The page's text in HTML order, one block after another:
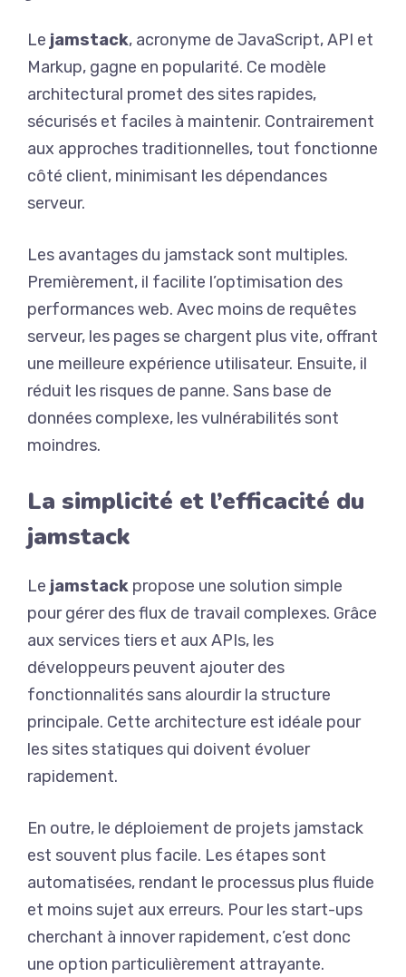
Le jamstack, acronyme de JavaScript, API et
Markup, gagne en popularité. Ce modèle
architectural promet des sites rapides,
sécurisés et faciles à maintenir. Contrairement
aux approches traditionnelles, tout fonctionne
côté client, minimisant les dépendances
serveur.
Les avantages du jamstack sont multiples.
Premièrement, il facilite l’optimisation des
performances web. Avec moins de requêtes
serveur, les pages se chargent plus vite, offrant
une meilleure expérience utilisateur. Ensuite, il
réduit les risques de panne. Sans base de
données complexe, les vulnérabilités sont
moindres.
La simplicité et l’efficacité du
jamstack
Le jamstack propose une solution simple
pour gérer des flux de travail complexes. Grâce
aux services tiers et aux APIs, les
développeurs peuvent ajouter des
fonctionnalités sans alourdir la structure
principale. Cette architecture est idéale pour
les sites statiques qui doivent évoluer
rapidement.
En outre, le déploiement de projets jamstack
est souvent plus facile. Les étapes sont
automatisées, rendant le processus plus fluide
et moins sujet aux erreurs. Pour les start-ups
cherchant à innover rapidement, c’est donc
une option particulièrement attrayante.